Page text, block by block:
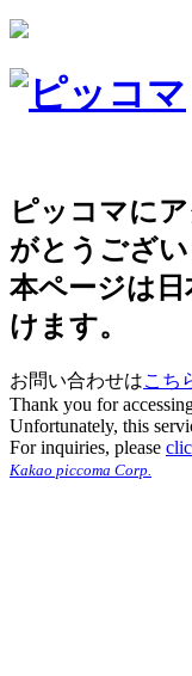
ピッコマに
がとうござい
本ページは
けます。
お問い合わせはこち
Thank you for
Unfortunately, this
For inquiries, please
Kakao piccoma Corp.